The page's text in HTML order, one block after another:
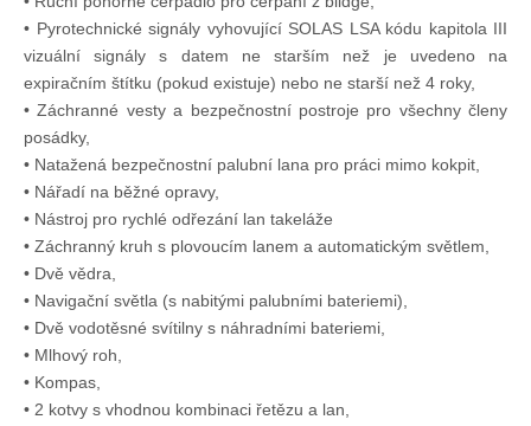
• Pyrotechnické signály vyhovující SOLAS LSA kódu kapitola III
vizuální signály s datem ne starším než je uvedeno na
expiračním štítku (pokud existuje) nebo ne starší než 4 roky,
• Záchranné vesty a bezpečnostní postroje pro všechny členy
posádky,
• Natažená bezpečnostní palubní lana pro práci mimo kokpit,
• Nářadí na běžné opravy,
• Nástroj pro rychlé odřezání lan takeláže
• Záchranný kruh s plovoucím lanem a automatickým světlem,
• Dvě vědra,
• Navigační světla (s nabitými palubními bateriemi),
• Dvě vodotěsné svítilny s náhradními bateriemi,
• Mlhový roh,
• Kompas,
• 2 kotvy s vhodnou kombinaci řetězu a lan,